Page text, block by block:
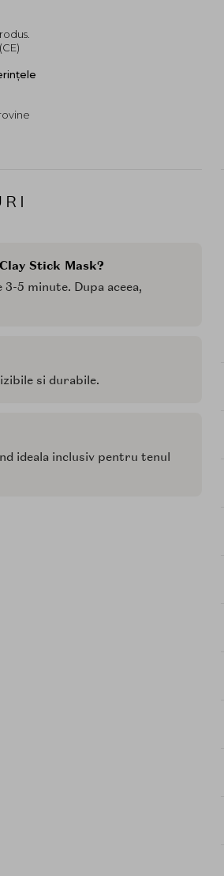
Stick Mask?
5 minute. Dupa aceea,
si durabile.
ideala inclusiv pentru tenul